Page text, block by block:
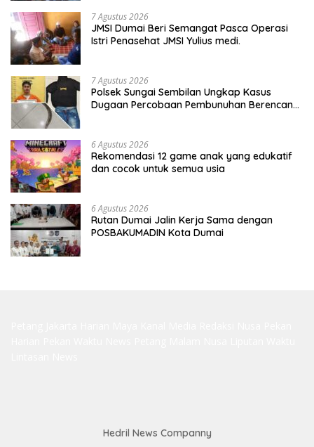
7 Agustus 2026
JMSI Dumai Beri Semangat Pasca Operasi
Istri Penasehat JMSI Yulius medi.
7 Agustus 2026
Polsek Sungai Sembilan Ungkap Kasus
Dugaan Percobaan Pembunuhan Berencana,
6 Agustus 2026
Rekomendasi 12 game anak yang edukatif
dan cocok untuk semua usia
6 Agustus 2026
Rutan Dumai Jalin Kerja Sama dengan
POSBAKUMADIN Kota Dumai
Hedril News Companny